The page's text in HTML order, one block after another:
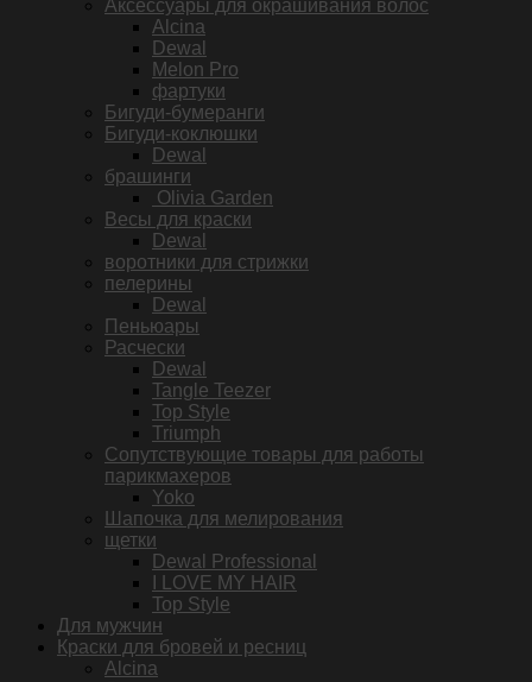
Аксессуары для окрашивания волос
Alcina
Dewal
Melon Pro
фартуки
Бигуди-бумеранги
Бигуди-коклюшки
Dewal
брашинги
Olivia Garden
Весы для краски
Dewal
воротники для стрижки
пелерины
Dewal
Пеньюары
Расчески
Dewal
Tangle Teezer
Top Style
Triumph
Сопутствующие товары для работы
парикмахеров
Yoko
Шапочка для мелирования
щетки
Dewal Professional
I LOVE MY HAIR
Top Style
Для мужчин
Краски для бровей и ресниц
Alcina